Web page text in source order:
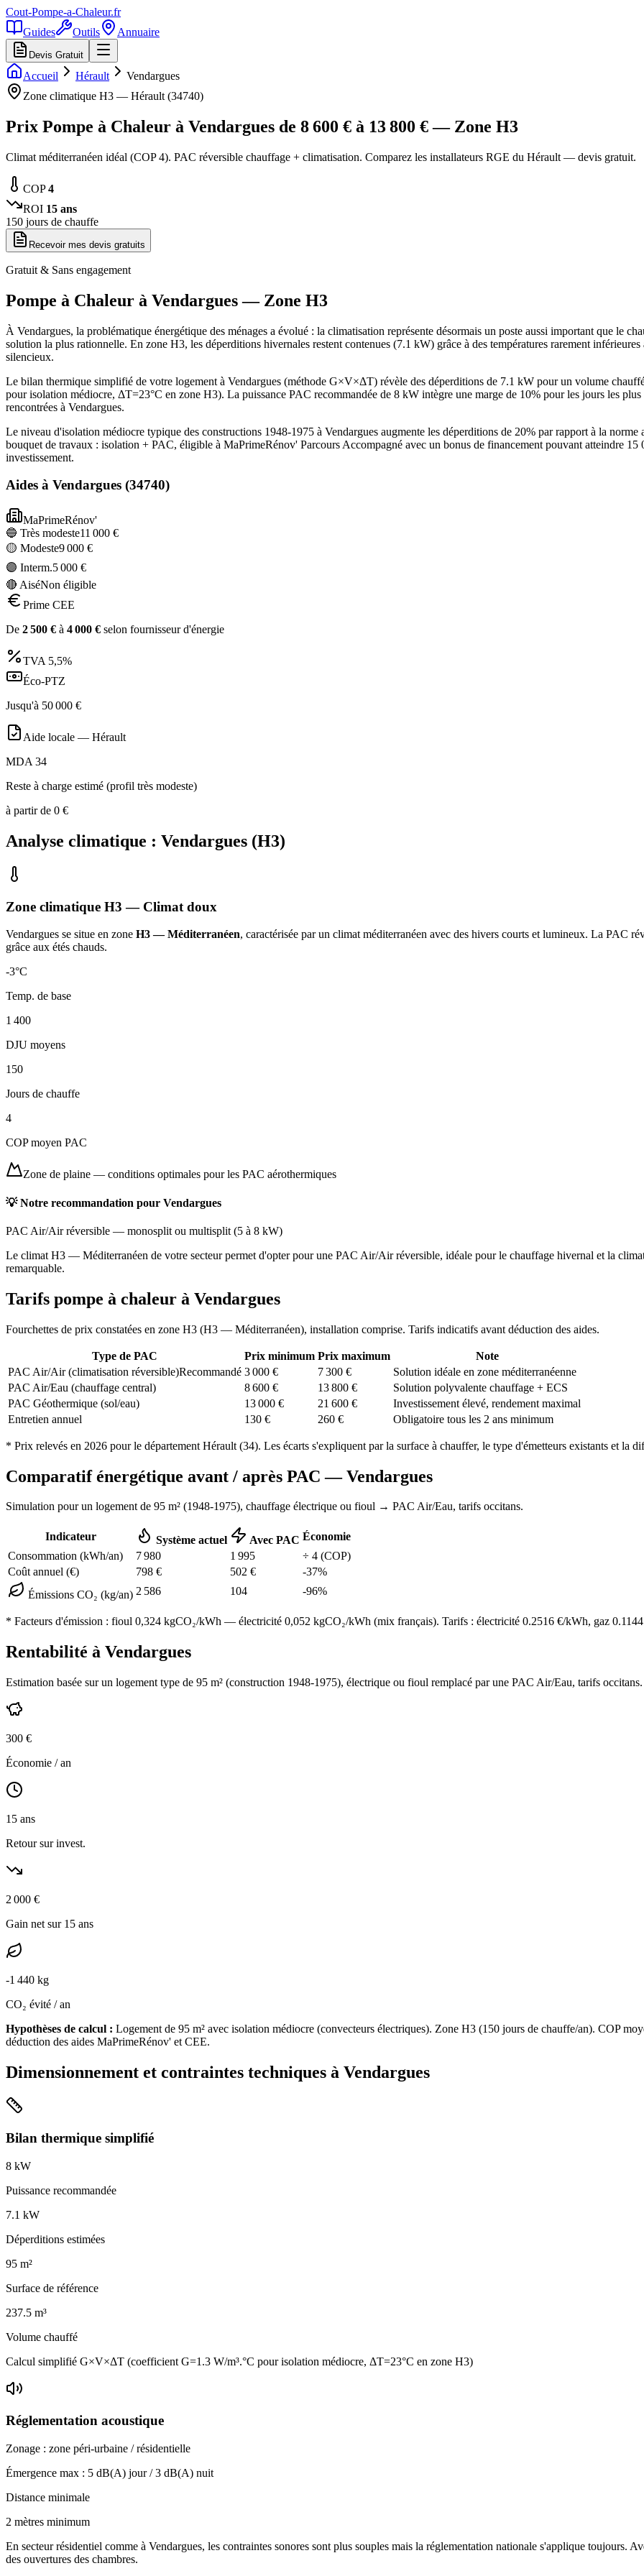
Cout-Pompe-a-Chaleur.fr
Guides
Outils Annuaire
Devis Gratuit
Accueil Hérault
Vendargues
Zone climatique H3 — Hérault (34740)
Prix Pompe à Chaleur à Vendargues de 8 600 € à 13 800 € — Zone H3
Climat méditerranéen idéal (COP 4). PAC réversible chauffage + climatisation. Comparez les installateurs RGE du Hérault — devis gratuit.
COP4
ROI 15 ans
150 jours de chauffe
Recevoir mes devis gratuits
Gratuit & Sans engagement
Pompe à Chaleur à Vendargues— Zone H3
À Vendargues, la problématique énergétique des ménages a évolué : la climatisation représente désormais un poste aussi important que le
solution la plus rationnelle. En zone H3, les déperditions hivernales restent contenues (7.1 kW) grâce à des températures rarement
silencieux.
Le bilan thermique simplifié de votre logement à Vendargues (méthode G×V×ΔT) révèle des déperditions de 7.1 kW pour un volume
pour isolation médiocre, ΔT=23°C en zone H3). La puissance PAC recommandée de 8 kW intègre une marge de 10% pour les jours les
rencontrées à Vendargues.
Le niveau d'isolation médiocre typique des constructions 1948-1975 à Vendargues augmente les déperditions de 20% par rapport à la
bouquet de travaux : isolation + PAC, éligible à MaPrimeRénov' Parcours Accompagné avec un bonus de financement pouvant atteindre
investissement.
Aides à Vendargues (34740)
MaPrimeRénov'
🔵 Très modeste11 000 €
🟡 Modeste9 000 €
🟣 Interm.5 000 €
🔴 AiséNon éligible
Prime CEE
De 2 500 € à 4 000 € selon fournisseur d'énergie
TVA 5,5%
Éco-PTZ
Jusqu'à 50 000 €
Aide locale — Hérault
MDA 34
Reste à charge estimé (profil très modeste)
à partir de 0 €
Analyse climatique : Vendargues (H3)
Zone climatique H3 — Climat doux
Vendargues se situe en zone H3 — Méditerranéen, caractérisée par un climat méditerranéen avec des hivers courts et lumineux. La PAC
grâce aux étés chauds.
-3°C
Temp. de base
1 400
DJU moyens
150
Jours de chauffe
4
COP moyen PAC
Zone de plaine — conditions optimales pour les PAC aérothermiques
💡 Notre recommandation pour Vendargues
PAC Air/Air réversible — monosplit ou multisplit (5 à 8 kW)
Le climat H3 — Méditerranéen de votre secteur permet d'opter pour une PAC Air/Air réversible, idéale pour le chauffage hivernal et la
remarquable.
Tarifs pompe à chaleur à Vendargues
Fourchettes de prix constatées en zone H3 (H3 — Méditerranéen), installation comprise. Tarifs indicatifs avant déduction des aides.
Type de PAC Prix minimum Prix maximum
Note
PAC Air/Air (climatisation réversible)Recommandé 3 000 € 7 300 €
Solution idéale en zone méditerranéenne
PAC Air/Eau (chauffage central)
8 600 € 13 800 €
Solution polyvalente chauffage + ECS
PAC Géothermique (sol/eau)
13 000 € 21 600 €
Investissement élevé, rendement maximal
Entretien annuel
130 € 260 € Obligatoire tous les 2 ans minimum
* Prix relevés en 2026 pour le département Hérault (34). Les écarts s'expliquent par la surface à chauffer, le type d'émetteurs existants et la
Comparatif énergétique avant / après PAC —Vendargues
Simulation pour un logement de 95 m² (1948-1975), chauffage électrique ou fioul → PAC Air/Eau, tarifs occitans.
Indicateur Système actuel Avec PAC Économie
Consommation (kWh/an)
7 980 1 995 ÷ 4 (COP)
Coût annuel (€)
798 € 502 € -37%
Émissions CO₂ (kg/an) 2 586 104 -96%
* Facteurs d'émission : fioul 0,324 kgCO₂/kWh — électricité 0,052 kgCO₂/kWh (mix français). Tarifs : électricité 0.2516 €/kWh, gaz 0.1144
Rentabilité à Vendargues
Estimation basée sur un logement type de 95 m² (construction 1948-1975), électrique ou fioul remplacé par une PAC Air/Eau, tarifs occitans.
300 €
Économie / an
15 ans
Retour sur invest.
2 000 €
Gain net sur 15 ans
-1 440 kg
CO₂ évité / an
Hypothèses de calcul : Logement de 95 m² avec isolation médiocre (convecteurs électriques). Zone H3 (150 jours de chauffe/an). COP
déduction des aides MaPrimeRénov' et CEE.
Dimensionnement et contraintes techniques à Vendargues
Bilan thermique simplifié
8 kW
Puissance recommandée
7.1 kW
Déperditions estimées
95 m²
Surface de référence
237.5 m³
Volume chauffé
Calcul simplifié G×V×ΔT (coefficient G=1.3 W/m³.°C pour isolation médiocre, ΔT=23°C en zone H3)
Réglementation acoustique
Zonage : zone péri-urbaine / résidentielle
Émergence max : 5 dB(A) jour /3 dB(A) nuit
Distance minimale
2 mètres minimum
En secteur résidentiel comme à Vendargues, les contraintes sonores sont plus souples mais la réglementation nationale s'applique toujours.
des ouvertures des chambres.